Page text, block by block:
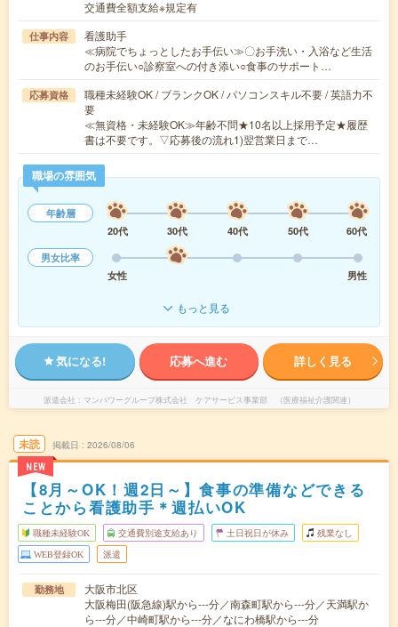
交通費全額支給※規定有
仕事内容
看護助手
≪病院でちょっとしたお手伝い≫〇お手洗い・入浴など生活
のお手伝い○診察室への付き添い○食事のサポート…
応募資格
職種未経験OK / ブランクOK / パソコンスキル不要 / 英語力不
要
≪無資格・未経験OK≫年齢不問★10名以上採用予定★履歴
書は不要です。▽応募後の流れ1)翌営業日まで…
職場の雰囲気
年齢層
20代
30代 40代 50代
60代
男女比率
女性
男性
もっと見る
気になる! 応募へ進む 詳しく見る
派遣会社 マンパワーグループ株式会社 ケアサービス事業部 （医療福祉介護関連）
未読
NEW
掲載日 2026/08/06
【8月～OK！週2日～】食事の準備などできる
ことから看護助手＊週払いOK
職種未経験OK 交通費別途支給あり 土日祝日が休み 残業なし
WEB登録OK 派遣
勤務地
大阪市北区
大阪梅田(阪急線)駅から---分／南森町駅から---分／天満駅か
ら---分／中崎町駅から---分／なにわ橋駅から---分